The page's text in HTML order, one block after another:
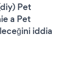
Pet
a Pet
iddia